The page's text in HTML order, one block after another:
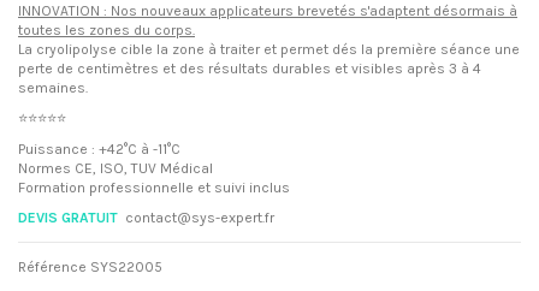
INNOVATION : Nos nouveaux applicateurs brevetés s'adaptent désormais à
toutes les zones du corps.
La cryolipolyse cible la zone à traiter et permet dés la première séance une
perte de centimètres et des résultats durables et visibles après 3 à 4
semaines.
⭐⭐⭐⭐⭐
Puissance : +42°C à -11°C
Normes CE, ISO, TUV Médical
Formation professionnelle et suivi inclus
DEVIS GRATUIT contact@sys-expert.fr
Référence SYS22005